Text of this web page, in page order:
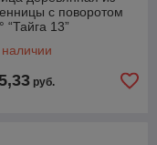
с поворотом
“Тайга 13”
руб.